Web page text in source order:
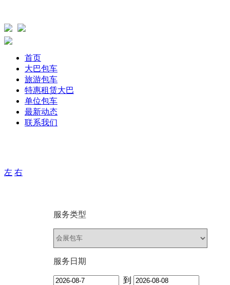
首页
大巴包车
旅游包车
特惠租赁大巴
单位包车
最新动态
联系我们
左 右
服务类型
服务日期
到